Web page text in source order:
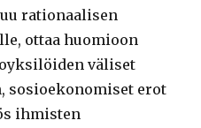
rationaalisen
ottaa huomioon
väliset
sosioekonomiset erot
ihmisten